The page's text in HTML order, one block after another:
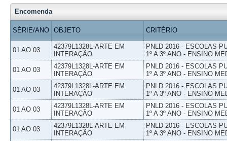
Encomenda
SÉRIE/ANO OBJETO CRITÉRIO
01 AO 03
42379L1328L-ARTE EM
INTERAÇÃO
PNLD 2016 - ESCOLAS
1º A 3º ANO - ENSINO
01 AO 03
42379L1328L-ARTE EM
INTERAÇÃO
PNLD 2016 - ESCOLAS
1º A 3º ANO - ENSINO
01 AO 03
42379L1328L-ARTE EM
INTERAÇÃO
PNLD 2016 - ESCOLAS
1º A 3º ANO - ENSINO
01 AO 03
42379L1328L-ARTE EM
INTERAÇÃO
PNLD 2016 - ESCOLAS
1º A 3º ANO - ENSINO
01 AO 03
42379L1328L-ARTE EM
INTERAÇÃO
PNLD 2016 - ESCOLAS
1º A 3º ANO - ENSINO